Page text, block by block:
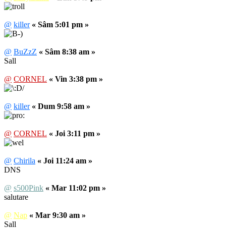
@ killer « Sâm 5:01 pm »
@ BuZzZ « Sâm 8:38 am »
Sall
@ CORNEL « Vin 3:38 pm »
@ killer « Dum 9:58 am »
@ CORNEL « Joi 3:11 pm »
@ Chirila « Joi 11:24 am »
DNS
@ s500Pink « Mar 11:02 pm »
salutare
@ Nap « Mar 9:30 am »
Sall